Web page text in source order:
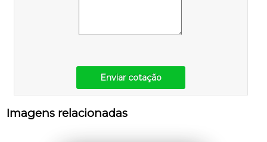
Enviar cotação
Imagens relacionadas